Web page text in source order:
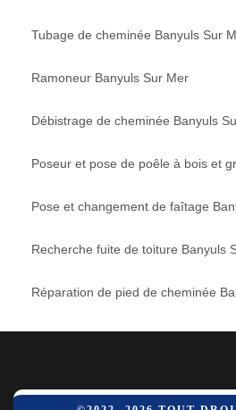
Tubage de cheminée Banyuls Sur
Ramoneur Banyuls Sur Mer
Débistrage de cheminée Banyuls
Poseur et pose de poêle à bois et
Pose et changement de faîtage
Recherche fuite de toiture Banyuls
Réparation de pied de cheminée